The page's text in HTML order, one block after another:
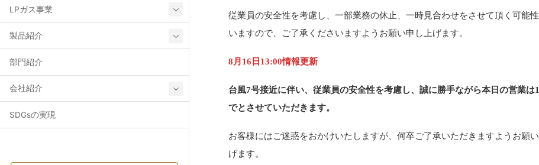
LPガス事業
製品紹介
部門紹介
会社紹介
SDGsの実現
従業員の安全性を考慮し、一部業務の休止、一時見合わせをさせて頂く可能
いますので、ご了承くださいますようお願い申し上げます。
8月16日13:00情報更新
台風7号接近に伴い、従業員の安全性を考慮し、誠に勝手ながら本日の営業は
でとさせていただきます。
お客様にはご迷惑をおかけいたしますが、何卒ご了承いただきますようお願
げます。